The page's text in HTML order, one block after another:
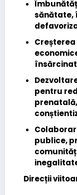
sănătate,
pentru
publice,
Direcții